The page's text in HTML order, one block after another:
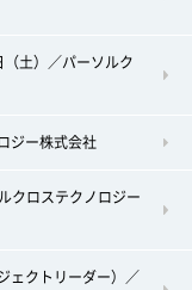
土）／パーソルク
ジー株式会社
クロステクノロジー
ェクトリーダー）／